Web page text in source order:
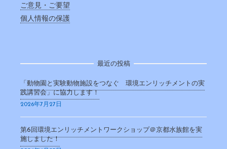
ご意見・ご要望
個人情報の保護
最近の投稿
「動物園と実験動物施設をつなぐ 環境エンリッチメントの実
践講習会」に協力します！
2026年7月27日
第6回環境エンリッチメントワークショップ＠京都水族館を実
施しました！